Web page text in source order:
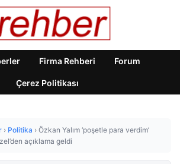
Firma Rehberi Forum
Çerez Politikası
› Politika › Özkan Yalım ‘poşetle para verdim’
açıklama geldi